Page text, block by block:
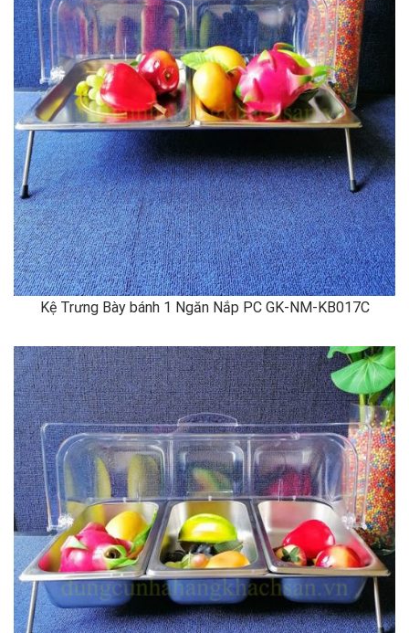
Kệ Trưng Bày bánh 1 Ngăn Nắp PC GK-NM-KB017C